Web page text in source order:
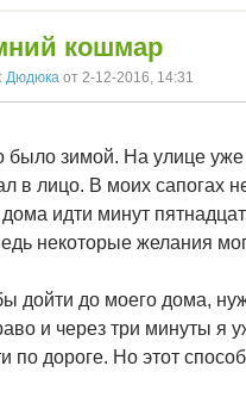
кошмар
Дюдюка от 2-12-2016, 14:31
было зимой. На улице
в лицо. В моих сапогах
идти минут
некоторые желания
дойти до моего дома,
и через три минуты я
по дороге. Но этот